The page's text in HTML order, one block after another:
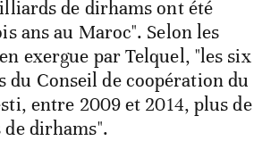
de dirhams ont été
ans au Maroc". Selon les
exergue par Telquel, "les six
du Conseil de coopération du
entre 2009 et 2014, plus de
dirhams".